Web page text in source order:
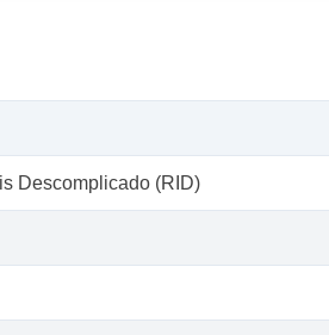
Descomplicado (RID)